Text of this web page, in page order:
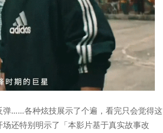
……各种炫技展示了个遍，看完只会觉得这
还特别明示了「本影片基于真实故事改